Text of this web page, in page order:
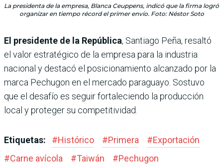
La presidenta de la empresa, Blanca Ceuppens, indicó que la firma logró
organizar en tiempo récord el primer envío. Foto: Néstor Soto
El presidente de la República, Santiago Peña, resaltó
el valor estratégico de la empresa para la industria
nacional y destacó el posicionamiento alcanzado por la
marca Pechugon en el mercado paraguayo. Sostuvo
que el desafío es seguir fortaleciendo la producción
local y proteger su competitividad.
Etiquetas: #Histórico #Primera #Exportación
#Carne avícola #Taiwán #Pechugon